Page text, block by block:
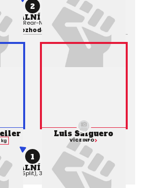
2
ZÁPAS MMA
(Rear-Naked Choke), 1. kolo 2:33,
Rozhodčí:
kg
1
ZÁPAS MMA
(Split), 3. kolo 5:00,Rozhodčí:
Luis Salguero
VÍCE INFO